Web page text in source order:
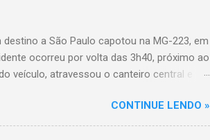
a São Paulo capotou na MG-223, em
ocorreu por volta das 3h40, próximo ao
veículo, atravessou o canteiro central e
investigam as causas do acidente.
CONTINUE LENDO »